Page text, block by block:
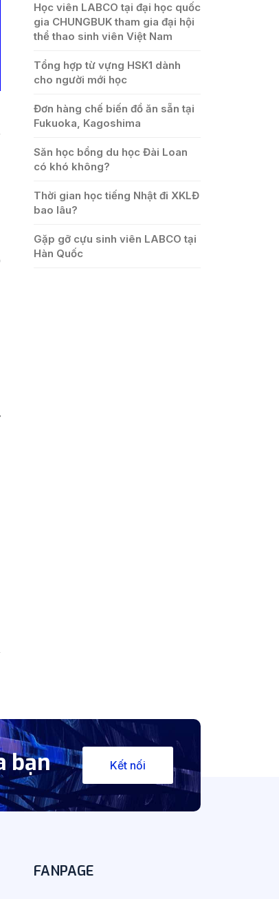
Share
Học viên LABCO tại đại học quốc
gia CHUNGBUK tham gia đại hội
thể thao sinh viên Việt Nam
Tổng hợp từ vựng HSK1 dành
cho người mới học
Đơn hàng chế biến đồ ăn sẵn tại
Fukuoka, Kagoshima
Săn học bổng du học Đài Loan
có khó không?
Thời gian học tiếng Nhật đi XKLĐ
bao lâu?
Gặp gỡ cựu sinh viên LABCO tại
Hàn Quốc
bạn Kết nối
FANPAGE